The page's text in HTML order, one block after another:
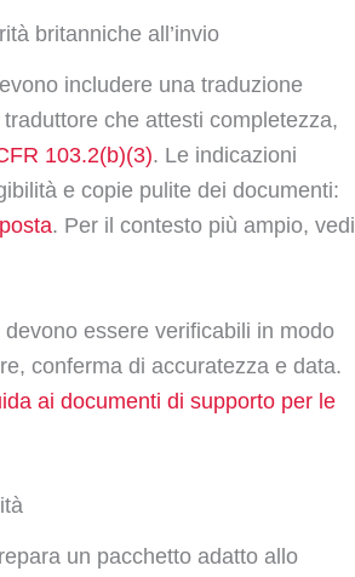
britanniche all’invio
includere una traduzione
che attesti completezza,
103.2(b)(3). Le indicazioni
e copie pulite dei documenti:
. Per il contesto più ampio, vedi
essere verificabili in modo
conferma di accuratezza e data.
ai documenti di supporto per le
un pacchetto adatto allo